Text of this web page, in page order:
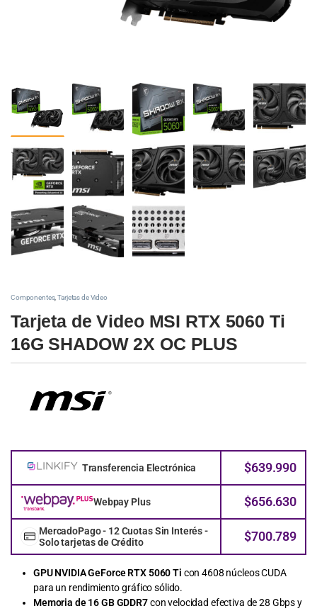
Componentes,Tarjetas de Video
Tarjeta de Video MSI RTX 5060 Ti
16G SHADOW 2X OC PLUS
Transferencia Electrónica $639.990
Webpay Plus $656.630
MercadoPago - 12 Cuotas Sin Interés -
Solo tarjetas de Crédito
$700.789
GPU NVIDIA GeForce RTX 5060 Ti con 4608 núcleos CUDA
para un rendimiento gráfico sólido.
Memoria de 16 GB GDDR7con velocidad efectiva de 28 Gbps y